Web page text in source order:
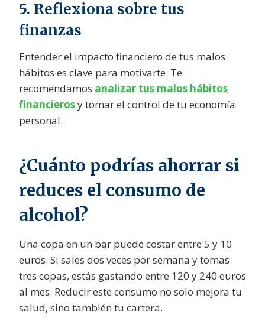
5. Reflexiona sobre tus
finanzas
Entender el impacto financiero de tus malos
hábitos es clave para motivarte. Te
recomendamos analizar tus malos hábitos
financierosy tomar el control de tu economía
personal.
¿Cuánto podrías ahorrar si
reduces el consumo de
alcohol?
Una copa en un bar puede costar entre 5 y 10
euros. Si sales dos veces por semana y tomas
tres copas, estás gastando entre 120 y 240 euros
al mes. Reducir este consumo no solo mejora tu
salud, sino también tu cartera.